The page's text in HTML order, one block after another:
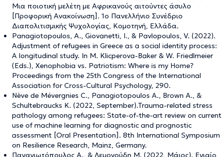
Μια ποιοτική μελέτη με Αφρικανούς αιτούντες άσυλο
[Προφορική Ανακοίνωση]. 1ο Πανελλήνιο Συνέδριο
Διαπολιτισμικής Ψυχολογίας, Κομοτηνή, Ελλάδα.
Panagiotopoulos, A., Giovanetti, I., & Pavlopoulos, V. (2022).
Adjustment of refugees in Greece as a social identity process:
A longitudinal study. In M. Klicperova-Baker & W. Friedlmeier
(Eds.), Xenophobia vs. Patriotism: Where is my Home?
Proceedings from the 25th Congress of the International
Association for Cross-Cultural Psychology, 290.
Nève de Mévergnies C., Panagiotopoulos A., Brown A., &
Schultebraucks K. (2022, September).Trauma-related stress
pathology among refugees: State-of-the-art review on current
use of machine learning for diagnostic and prognostic
assessment [Oral Presentation]. 8th International Symposium
on Resilience Research, Mainz, Germany.
Παναγιωτόπουλος Α., & Λεμονούδη Μ. (2022, Μάιος). Ενιαίο